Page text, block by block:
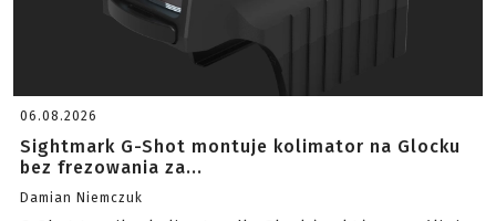
06.08.2026
Sightmark G-Shot montuje kolimator na Glocku
bez frezowania za...
Damian Niemczuk